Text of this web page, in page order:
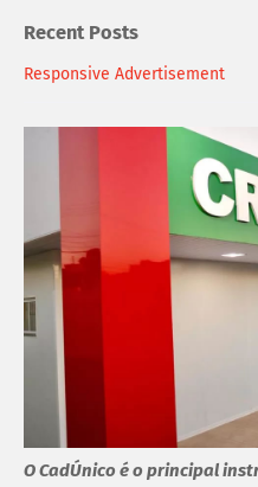
Recent Posts
Responsive Advertisement
O CadÚnico é o principal